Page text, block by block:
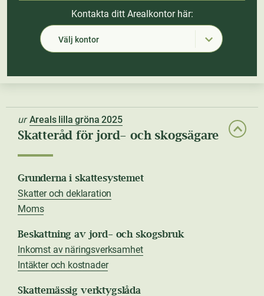
Kontakta ditt Arealkontor här:
Välj kontor
ur Areals lilla gröna 2025
Skatteråd för jord- och skogsägare
Grunderna i skattesystemet
Skatter och deklaration
Moms
Beskattning av jord- och skogsbruk
Inkomst av näringsverksamhet
Intäkter och kostnader
Skattemässig verktygslåda